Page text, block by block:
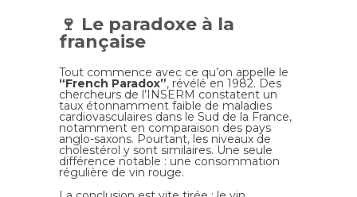
🍷 Le paradoxe à la
française
Tout commence avec ce qu’on appelle le
“French Paradox”, révélé en 1982. Des
chercheurs de l’INSERM constatent un
taux étonnamment faible de maladies
cardiovasculaires dans le Sud de la France,
notamment en comparaison des pays
anglo-saxons. Pourtant, les niveaux de
cholestérol y sont similaires. Une seule
différence notable : une consommation
régulière de vin rouge.